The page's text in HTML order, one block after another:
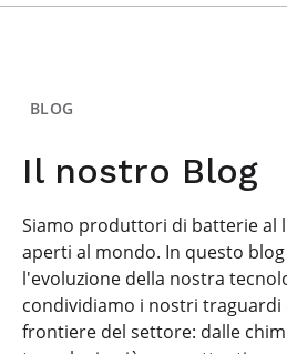
BLOG
Il nostro Blog
Siamo produttori di batterie al
aperti al mondo. In questo
l'evoluzione della nostra
condividiamo i nostri traguardi
frontiere del settore: dalle